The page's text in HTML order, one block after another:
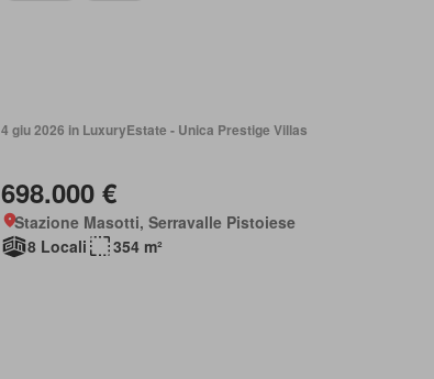
4 giu 2026 in LuxuryEstate - Unica Prestige Villas
698.000 €
Stazione Masotti, Serravalle Pistoiese
8 Locali
354 m²